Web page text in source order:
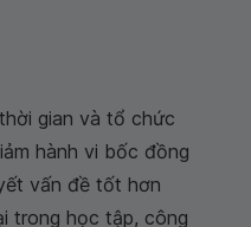
gian và tổ chức
hành vi bốc đồng
vấn đề tốt hơn
trong học tập, công